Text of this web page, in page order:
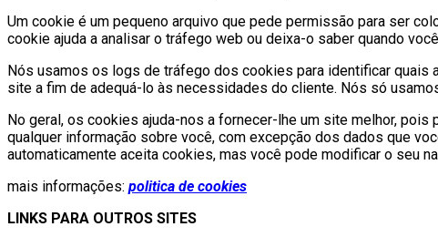
Um cookie é um pequeno arquivo que pede permissão para ser
cookie ajuda a analisar o tráfego web ou deixa-o saber quando
Nós usamos os logs de tráfego dos cookies para identificar quais
site a fim de adequá-lo às necessidades do cliente. Nós só
No geral, os cookies ajuda-nos a fornecer-lhe um site melhor,
qualquer informação sobre você, com excepção dos dados que
automaticamente aceita cookies, mas você pode modificar o seu
mais informações: politica de cookies
LINKS PARA OUTROS SITES